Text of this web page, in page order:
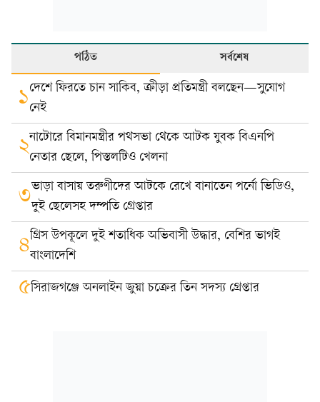
পঠিত সর্বশেষ
১দেশে ফিরতে চান সাকিব, ক্রীড়া প্রতিমন্ত্রী বলছেন—সুযোগ
নেই
২নাটোরে বিমানমন্ত্রীর পথসভা থেকে আটক যুবক বিএনপি
নেতার ছেলে, পিস্তলটিও খেলনা
৩ভাড়া বাসায় তরুণীদের আটকে রেখে বানাতেন পর্নো ভিডিও,
দুই ছেলেসহ দম্পতি গ্রেপ্তার
৪গ্রিস উপকূলে দুই শতাধিক অভিবাসী উদ্ধার, বেশির ভাগই
বাংলাদেশি
৫সিরাজগঞ্জে অনলাইন জুয়া চক্রের তিন সদস্য গ্রেপ্তার